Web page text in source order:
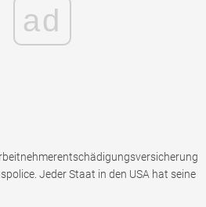
ad
Jeder Staat in den USA hat seine